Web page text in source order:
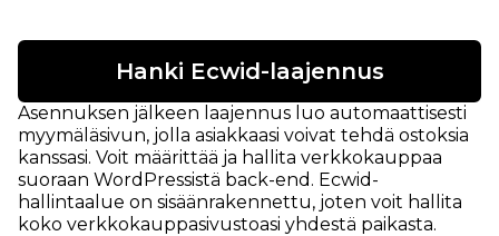
Hanki Ecwid-laajennus
Asennuksen jälkeen laajennus luo automaattisesti
myymäläsivun, jolla asiakkaasi voivat tehdä ostoksia
kanssasi. Voit määrittää ja hallita verkkokauppaa
suoraan WordPressistä back-end. Ecwid-
hallintaalue on sisäänrakennettu, joten voit hallita
koko verkkokauppasivustoasi yhdestä paikasta.